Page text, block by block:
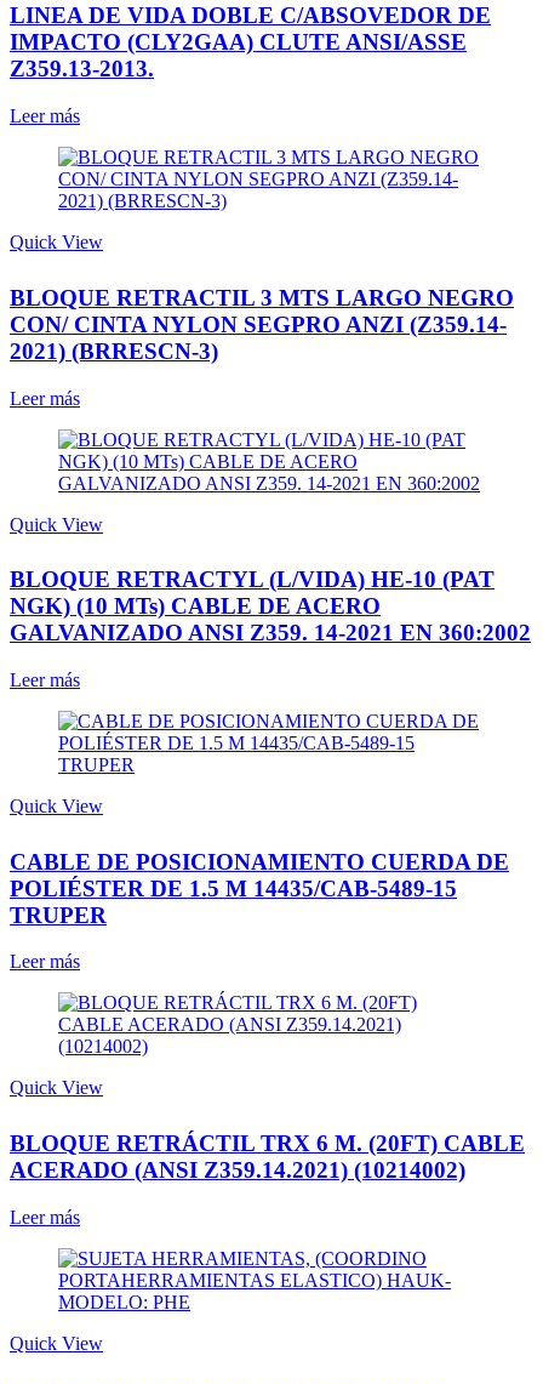
LINEA DE VIDA DOBLE C/ABSOVEDOR DE
IMPACTO (CLY2GAA) CLUTE ANSI/ASSE
Z359.13-2013.
Leer más
Quick View
BLOQUE RETRACTIL 3 MTS LARGO NEGRO
CON/ CINTA NYLON SEGPRO ANZI (Z359.14-
2021) (BRRESCN-3)
Leer más
Quick View
BLOQUE RETRACTYL (L/VIDA) HE-10 (PAT
NGK) (10 MTs) CABLE DE ACERO
GALVANIZADO ANSI Z359. 14-2021 EN 360:2002
Leer más
Quick View
CABLE DE POSICIONAMIENTO CUERDA DE
POLIÉSTER DE 1.5 M 14435/CAB-5489-15
TRUPER
Leer más
Quick View
BLOQUE RETRÁCTIL TRX 6 M. (20FT) CABLE
ACERADO (ANSI Z359.14.2021) (10214002)
Leer más
Quick View